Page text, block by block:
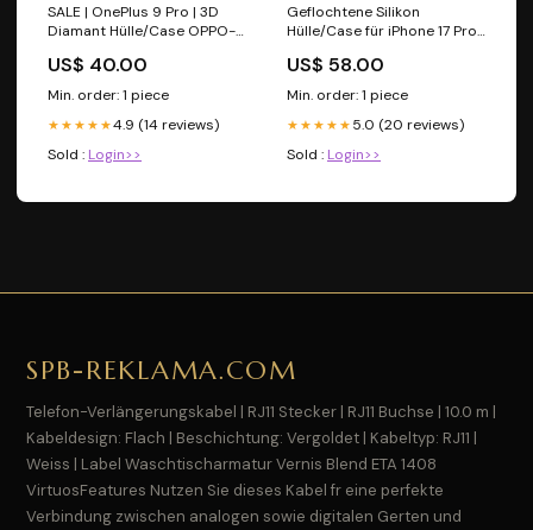
SALE | OnePlus 9 Pro | 3D
Diamant Hülle/Case OPPO-
US$ 40.00
Min. order: 1 piece
★★★★★4.9 (14 reviews)
Sold : Login>>
Geflochtene Silikon
Hülle/Case für iPhone 17 Pro,
US$ 58.00
Min. order: 1 piece
★★★★★ 5.0 (20 reviews)
Sold : Login>>
SPB-REKLAMA.COM
Telefon-Verlängerungskabel | RJ11 Stecker | RJ11 Buchse | 10.0 m |
Kabeldesign: Flach | Beschichtung: Vergoldet | Kabeltyp: RJ11 |
Weiss | Label Waschtischarmatur Vernis Blend ETA 1408
VirtuosFeatures Nutzen Sie dieses Kabel fr eine perfekte
Verbindung zwischen analogen sowie digitalen Gerten und